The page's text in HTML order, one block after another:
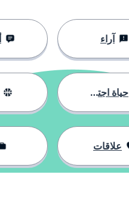
آراء
حياة اجتماعية
علاقات